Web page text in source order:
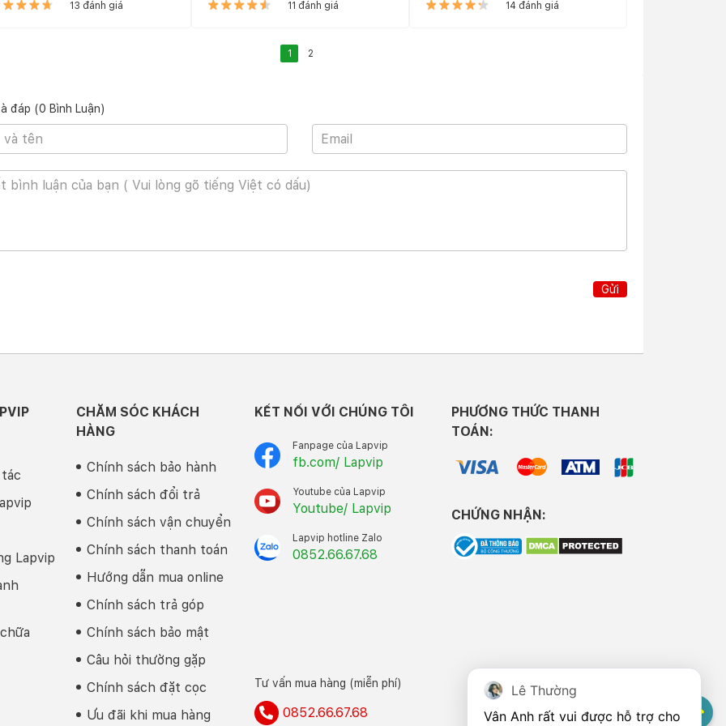
13 đánh giá 11 đánh giá 14 đánh giá
1 2
đáp (0 Bình Luận)
Gửi
Lapvip
CHĂM SÓC KHÁCH
HÀNG
Chính sách bảo hành
Chính sách đổi trả
Chính sách vận chuyển
Chính sách thanh toán
Hướng dẫn mua online
Chính sách trả góp
Chính sách bảo mật
Câu hỏi thường gặp
Chính sách đặt cọc
Ưu đãi khi mua hàng
KẾT NỐI VỚI CHÚNG TÔI
Fanpage của Lapvip
fb.com/ Lapvip
Youtube của Lapvip
Youtube/ Lapvip
Lapvip hotline Zalo
0852.66.67.68
Tư vấn mua hàng (miễn phí)
0852.66.67.68
PHƯƠNG THỨC THANH
TOÁN:
CHỨNG NHẬN:
Lê Thường
Vân Anh rất vui được hỗ trợ cho